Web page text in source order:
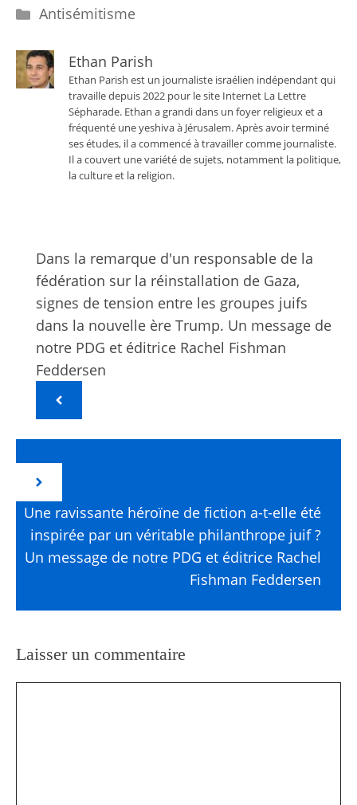
Catégories
Antisémitisme
Ethan Parish
Ethan Parish est un journaliste israélien indépendant qui
travaille depuis 2022 pour le site Internet La Lettre
Sépharade. Ethan a grandi dans un foyer religieux et a
fréquenté une yeshiva à Jérusalem. Après avoir terminé
ses études, il a commencé à travailler comme journaliste.
Il a couvert une variété de sujets, notamment la politique,
la culture et la religion.
Dans la remarque d'un responsable de la
fédération sur la réinstallation de Gaza,
signes de tension entre les groupes juifs
dans la nouvelle ère Trump. Un message de
notre PDG et éditrice Rachel Fishman
Feddersen
Une ravissante héroïne de fiction a-t-elle été
inspirée par un véritable philanthrope juif ?
Un message de notre PDG et éditrice Rachel
Fishman Feddersen
Laisser un commentaire